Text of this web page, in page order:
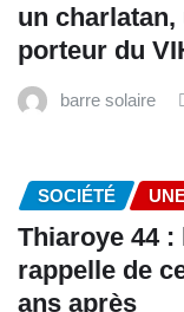
un
porteur du
barre solaire
SOCIÉTÉ
Thiaroye 44
rappelle de
ans après